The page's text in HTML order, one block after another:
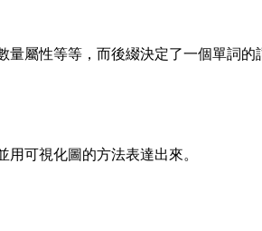
屬性等等，而後綴決定了一個單詞的
可視化圖的方法表達出來。